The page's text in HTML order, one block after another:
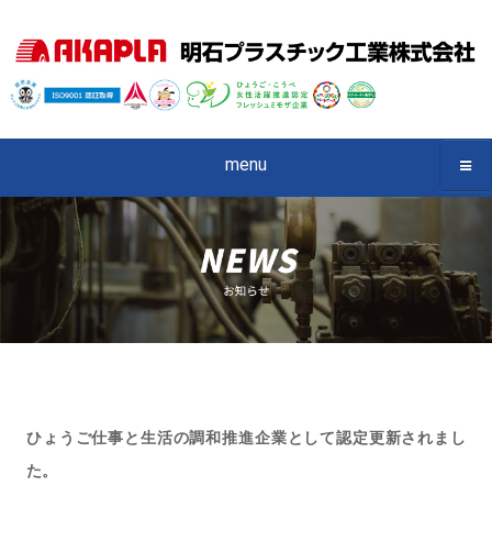
menu
ひょうご仕事と生活の調和推進企業として認定更新されまし
た。